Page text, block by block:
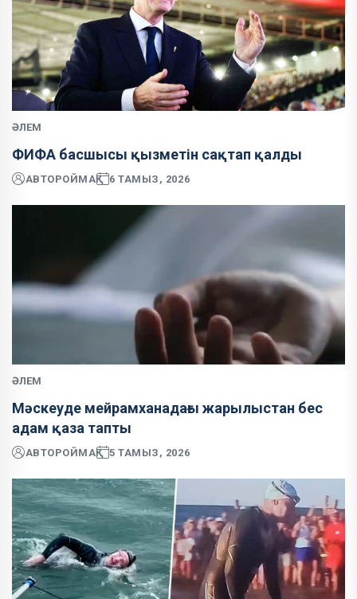
ӘЛЕМ
ФИФА басшысы қызметін сақтап қалды
АВТОРОЙМАҚ 6 ТАМЫЗ, 2026
ӘЛЕМ
Мәскеуде мейрамханадағы жарылыстан бес
адам қаза тапты
АВТОРОЙМАҚ 5 ТАМЫЗ, 2026